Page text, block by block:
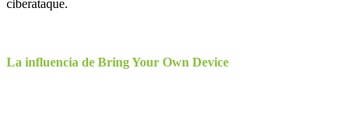
ciberataque.
La influencia de Bring Your Own Device